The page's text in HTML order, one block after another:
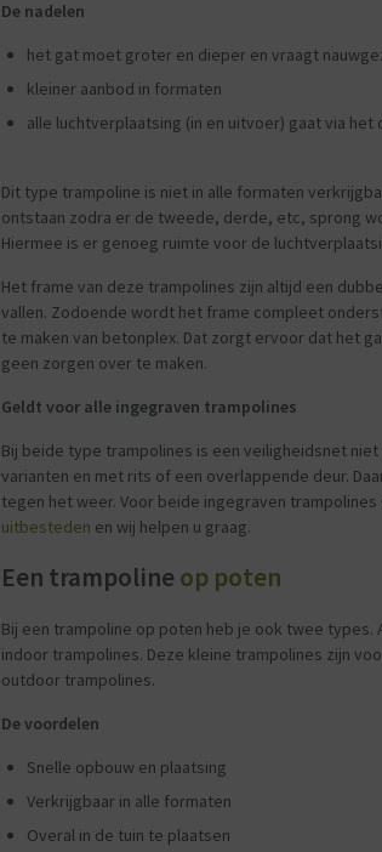
De nadelen
het gat moet groter en dieper en vraagt
kleiner aanbod in formaten
alle luchtverplaatsing (in en uitvoer) gaat via het
Dit type trampoline is niet in alle formaten
ontstaan zodra er de tweede, derde, etc, sprong
Hiermee is er genoeg ruimte voor de
Het frame van deze trampolines zijn altijd een
vallen. Zodoende wordt het frame compleet
te maken van betonplex. Dat zorgt ervoor dat het
geen zorgen over te maken.
Geldt voor alle ingegraven trampolines
Bij beide type trampolines is een veiligheidsnet
varianten en met rits of een overlappende deur.
tegen het weer. Voor beide ingegraven
uitbesteden en wij helpen u graag.
Een trampoline op poten
Bij een trampoline op poten heb je ook twee
indoor trampolines. Deze kleine trampolines zijn
outdoor trampolines.
De voordelen
Snelle opbouw en plaatsing
Verkrijgbaar in alle formaten
Overal in de tuin te plaatsen